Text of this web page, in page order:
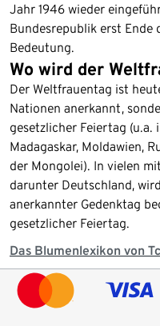
Jahr 1946 wieder
Bundesrepublik erst Ende
Bedeutung.
Wo wird der
Der Weltfrauentag ist
Nationen anerkannt,
gesetzlicher Feiertag (u.a.
Madagaskar, Moldawien,
der Mongolei). In vielen
darunter Deutschland,
anerkannter Gedenktag
gesetzlicher Feiertag.
Das Blumenlexikon von